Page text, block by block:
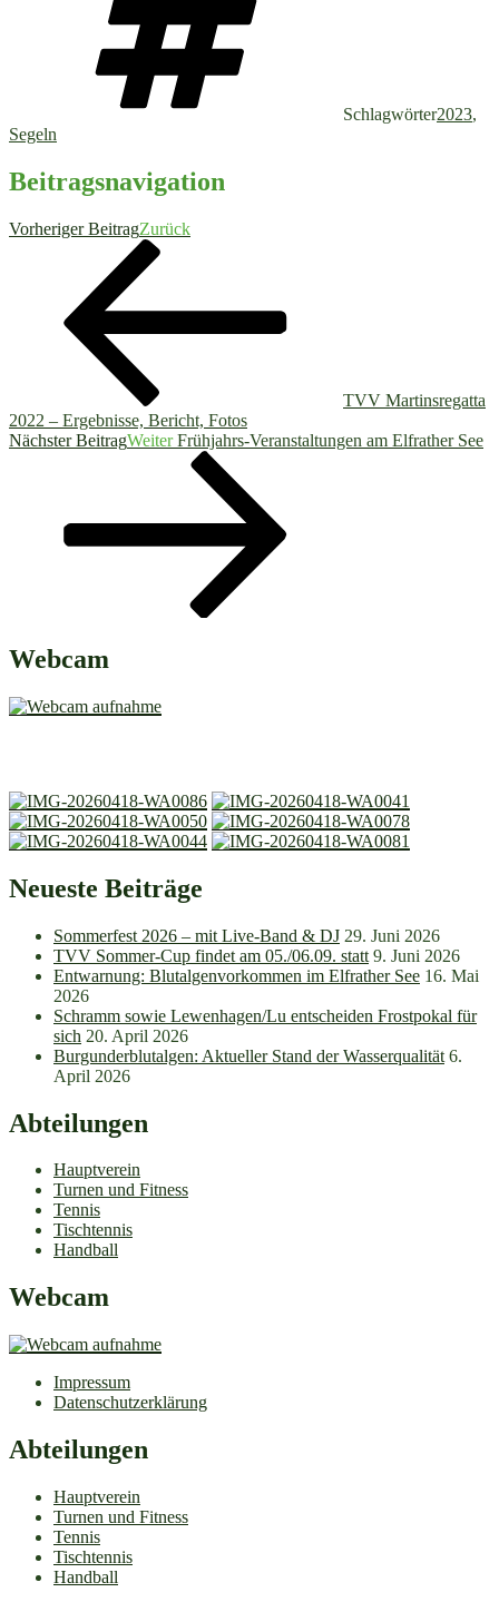
Schlagwörter2023,
Segeln
Beitragsnavigation
Vorheriger BeitragZurück
TVV Martinsregatta
2022 – Ergebnisse, Bericht, Fotos
Nächster BeitragWeiter Frühjahrs-Veranstaltungen am Elfrather See
Webcam
Neueste Beiträge
Sommerfest 2026 – mit Live-Band & DJ 29. Juni 2026
TVV Sommer-Cup findet am 05./06.09. statt 9. Juni 2026
Entwarnung: Blutalgenvorkommen im Elfrather See 16. Mai
2026
Schramm sowie Lewenhagen/Lu entscheiden Frostpokal für
sich 20. April 2026
Burgunderblutalgen: Aktueller Stand der Wasserqualität 6.
April 2026
Abteilungen
Hauptverein
Turnen und Fitness
Tennis
Tischtennis
Handball
Webcam
Impressum
Datenschutzerklärung
Abteilungen
Hauptverein
Turnen und Fitness
Tennis
Tischtennis
Handball